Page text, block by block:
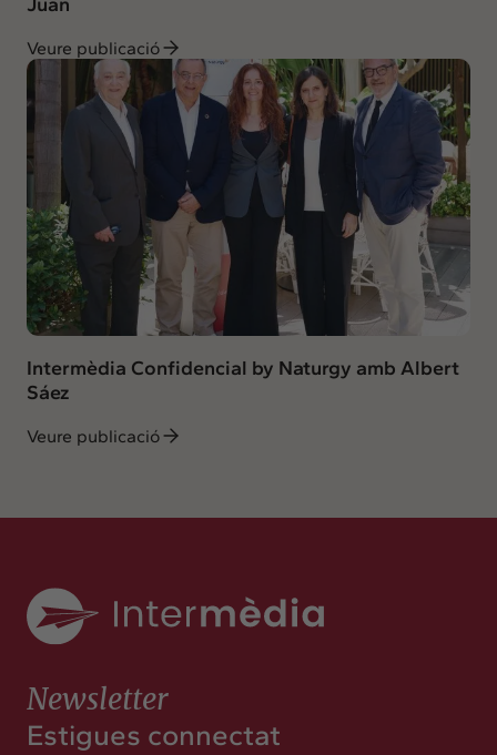
Veure publicació
Intermèdia Confidencial by Naturgy amb Albert
Sáez
Veure publicació
Newsletter
Estigues connectat